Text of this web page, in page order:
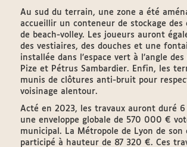
Au sud du terrain, une zone a été
accueillir un conteneur de stockage des
de beach-volley. Les joueurs auront
des vestiaires, des douches et une
installée dans l’espace vert à l’angle
Pize et Pétrus Sambardier. Enfin, les
munis de clôtures anti-bruit pour
voisinage alentour.
Acté en 2023, les travaux auront duré 6
une enveloppe globale de 570 000 €
municipal. La Métropole de Lyon de son
participé à hauteur de 87 320 €. Ces